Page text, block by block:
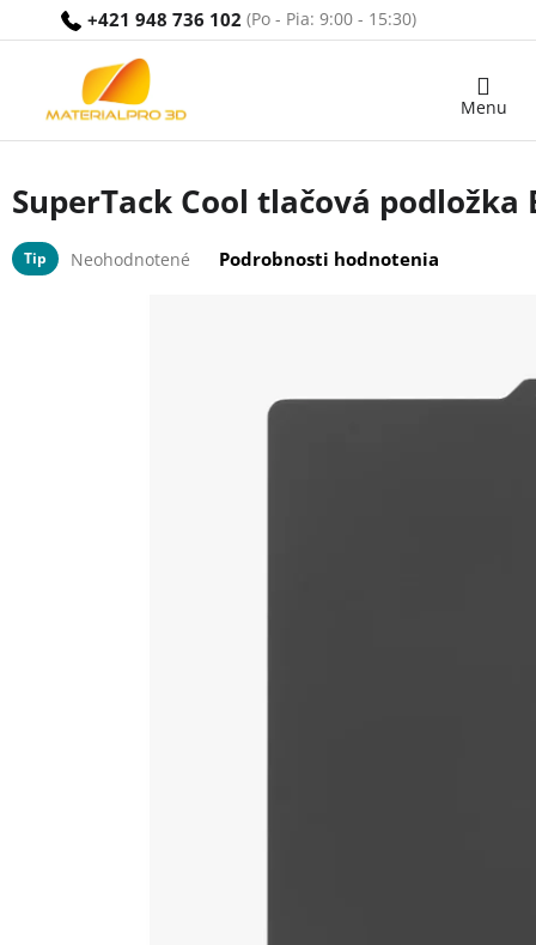
+421 948 736 102
Nákupný
SuperTack Cool tlačová podložka
Tip
hodnotenie
Neohodnotené Podrobnosti hodnotenia